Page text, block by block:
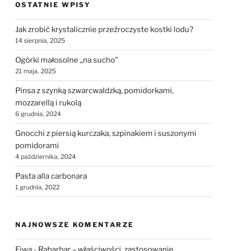
OSTATNIE WPISY
Jak zrobić krystalicznie przeźroczyste kostki lodu?
14 sierpnia, 2025
Ogórki małosolne „na sucho”
21 maja, 2025
Pinsa z szynką szwarcwaldzką, pomidorkami,
mozzarellą i rukolą
6 grudnia, 2024
Gnocchi z piersią kurczaka, szpinakiem i suszonymi
pomidorami
4 października, 2024
Pasta alla carbonara
1 grudnia, 2022
NAJNOWSZE KOMENTARZE